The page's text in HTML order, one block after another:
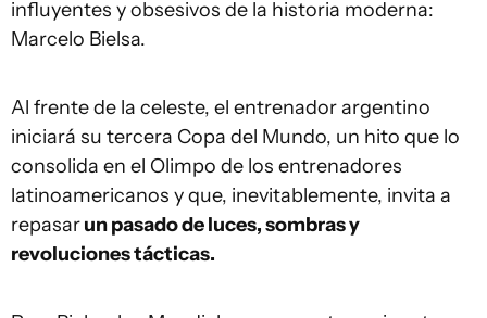
influyentes y obsesivos de la historia moderna:
Marcelo Bielsa.
Al frente de la celeste, el entrenador argentino
iniciará su tercera Copa del Mundo, un hito que lo
consolida en el Olimpo de los entrenadores
latinoamericanos y que, inevitablemente, invita a
repasarun pasado de luces, sombras y
revoluciones tácticas.